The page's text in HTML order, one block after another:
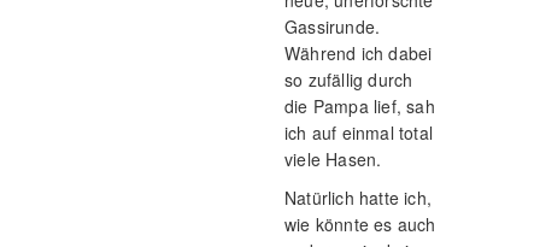
Gassirunde.
Während ich dabei
so zufällig durch
die Pampa lief, sah
ich auf einmal total
viele Hasen.
Natürlich hatte ich,
wie könnte es auch